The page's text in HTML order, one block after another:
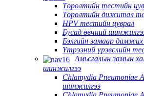
Төрөлтийн тестийн
Төрөлтийн дижитал
HPV тестийн цуврал
Бусад өвчний
Бэлгийн замаар дамжих
Үтрээний үрэвслийн
Амьсгалын замын
шинжилгээ
Chlamydia Pneumoniae
шинжилгээ